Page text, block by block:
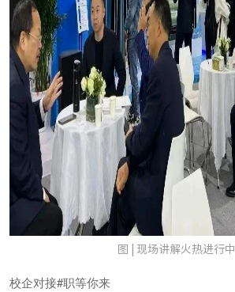
图 | 现场讲解火热进行中
校企对接#职等你来